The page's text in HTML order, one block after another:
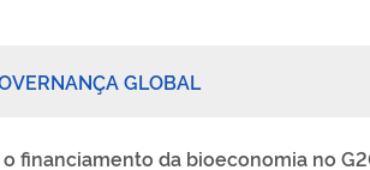
GLOBAL
financiamento da bioeconomia no